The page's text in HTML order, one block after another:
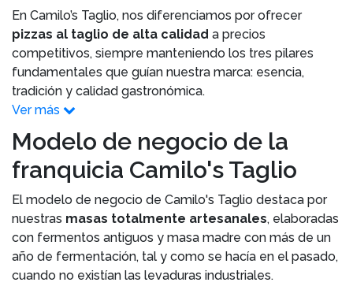
En Camilo’s Taglio, nos diferenciamos por ofrecer
pizzas al taglio de alta calidad a precios
competitivos, siempre manteniendo los tres pilares
fundamentales que guían nuestra marca: esencia,
tradición y calidad gastronómica.
Ver más
Modelo de negocio de la
franquicia Camilo's Taglio
El modelo de negocio de Camilo's Taglio destaca por
nuestras masas totalmente artesanales, elaboradas
con fermentos antiguos y masa madre con más de un
año de fermentación, tal y como se hacía en el pasado,
cuando no existían las levaduras industriales.